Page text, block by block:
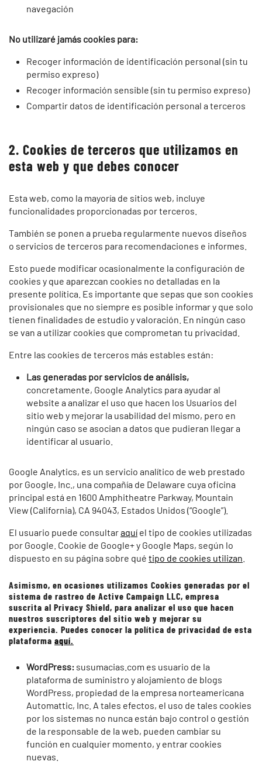
navegación
No utilizaré jamás cookies para:
Recoger información de identificación personal (sin tu
permiso expreso)
Recoger información sensible (sin tu permiso expreso)
Compartir datos de identificación personal a terceros
2. Cookies de terceros que utilizamos en
esta web y que debes conocer
Esta web, como la mayoría de sitios web, incluye
funcionalidades proporcionadas por terceros.
También se ponen a prueba regularmente nuevos diseños
o servicios de terceros para recomendaciones e informes.
Esto puede modificar ocasionalmente la configuración de
cookies y que aparezcan cookies no detalladas en la
presente política. Es importante que sepas que son cookies
provisionales que no siempre es posible informar y que solo
tienen finalidades de estudio y valoración. En ningún caso
se van a utilizar cookies que comprometan tu privacidad.
Entre las cookies de terceros más estables están:
Las generadas por servicios de análisis,
concretamente, Google Analytics para ayudar al
website a analizar el uso que hacen los Usuarios del
sitio web y mejorar la usabilidad del mismo, pero en
ningún caso se asocian a datos que pudieran llegar a
identificar al usuario.
Google Analytics, es un servicio analítico de web prestado
por Google, Inc., una compañía de Delaware cuya oficina
principal está en 1600 Amphitheatre Parkway, Mountain
View (California), CA 94043, Estados Unidos (“Google”).
El usuario puede consultaraquí el tipo de cookies utilizadas
por Google. Cookie de Google+ y Google Maps, según lo
dispuesto en su página sobre qué tipo de cookies utilizan
Asimismo, en ocasiones utilizamos Cookies generadas por el
sistema de rastreo de Active Campaign LLC, empresa
suscrita al Privacy Shield, para analizar el uso que hacen
nuestros suscriptores del sitio web y mejorar su
experiencia. Puedes conocer la política de privacidad de esta
plataforma aquí.
WordPress: susumacias.com es usuario de la
plataforma de suministro y alojamiento de blogs
WordPress, propiedad de la empresa norteamericana
Automattic, Inc. A tales efectos, el uso de tales cookies
por los sistemas no nunca están bajo control o gestión
de la responsable de la web, pueden cambiar su
función en cualquier momento, y entrar cookies
nuevas.